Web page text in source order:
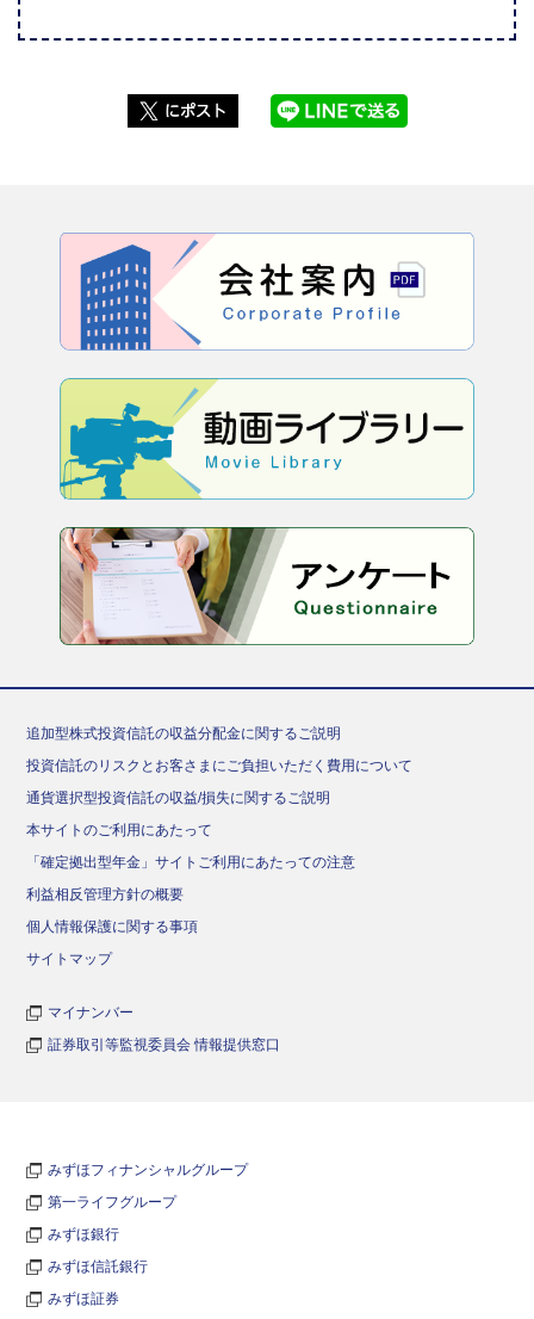
追加型株式投資信託の収益分配金に関するご説明
投資信託のリスクとお客さまにご負担いただく費用について
通貨選択型投資信託の収益/損失に関するご説明
本サイトのご利用にあたって
「確定拠出型年金」サイトご利用にあたっての注意
利益相反管理方針の概要
個人情報保護に関する事項
サイトマップ
マイナンバー
証券取引等監視委員会 情報提供窓口
みずほフィナンシャルグループ
第一ライフグループ
みずほ銀行
みずほ信託銀行
みずほ証券